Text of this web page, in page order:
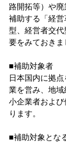
路開拓等）や
補助する「経
型、経営者交
要をみておきま
■補助対象者
日本国内に拠
業を営み、地
小企業者およ
ります。
■補助対象とな